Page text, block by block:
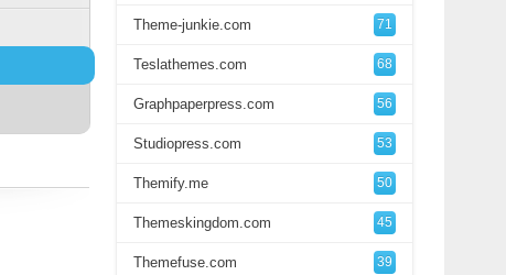
Theme-junkie.com 71
Teslathemes.com 68
Graphpaperpress.com 56
Studiopress.com 53
Themify.me 50
Themeskingdom.com 45
Themefuse.com 39